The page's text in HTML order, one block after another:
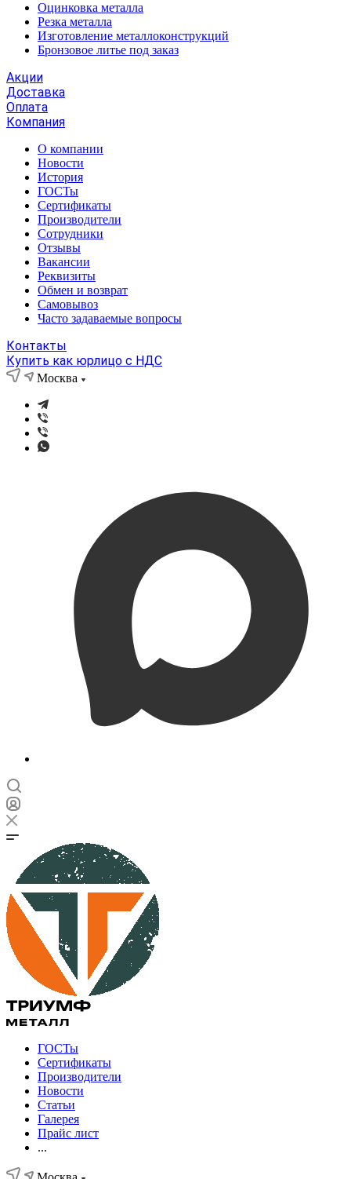
Оцинковка металла
Резка металла
Изготовление металлоконструкций
Бронзовое литье под заказ
Акции
Доставка
Оплата
Компания
О компании
Новости
История
ГОСТы
Сертификаты
Производители
Сотрудники
Отзывы
Вакансии
Реквизиты
Обмен и возврат
Самовывоз
Часто задаваемые вопросы
Контакты
Купить как юрлицо с НДС
Москва
ГОСТы
Сертификаты
Производители
Новости
Статьи
Галерея
Прайс лист
...